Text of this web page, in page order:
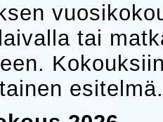
tai
esitelmä.